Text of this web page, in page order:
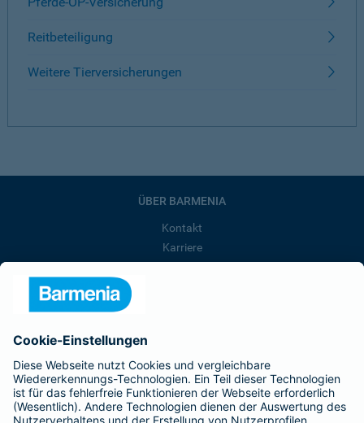
Reitbeteiligung
Weitere Tierversicherungen
ÜBER BARMENIA
Kontakt
Karriere
Barmenia ist Teil der BarmeniaGothaer
BELIEBTE SEITEN
Kranken-Zusatzversicherung